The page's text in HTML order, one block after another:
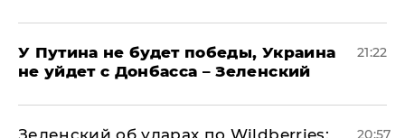
У Путина не будет победы, Украина
не уйдет с Донбасса – Зеленский
21:22
Зеленский об ударах по Wildberries:
20:57